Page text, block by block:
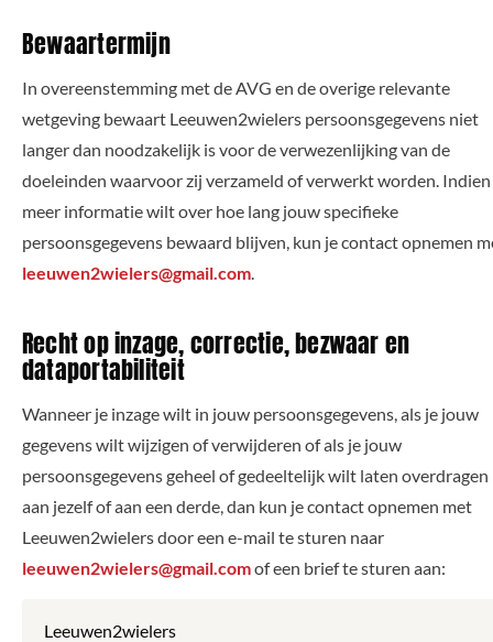
Bewaartermijn
In overeenstemming met de AVG en de overige relevante
wetgeving bewaart Leeuwen2wielers persoonsgegevens niet
langer dan noodzakelijk is voor de verwezenlijking van de
doeleinden waarvoor zij verzameld of verwerkt worden. Indien
meer informatie wilt over hoe lang jouw specifieke
persoonsgegevens bewaard blijven, kun je contact opnemen
leeuwen2wielers@gmail.com.
Recht op inzage, correctie, bezwaar en
dataportabiliteit
Wanneer je inzage wilt in jouw persoonsgegevens, als je jouw
gegevens wilt wijzigen of verwijderen of als je jouw
persoonsgegevens geheel of gedeeltelijk wilt laten overdragen
aan jezelf of aan een derde, dan kun je contact opnemen met
Leeuwen2wielers door een e-mail te sturen naar
leeuwen2wielers@gmail.comof een brief te sturen aan:
Leeuwen2wielers